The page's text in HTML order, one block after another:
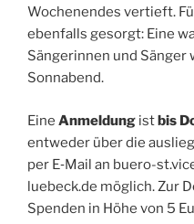
Wochenendes vertieft.
ebenfalls gesorgt: Eine
Sängerinnen und Sänger
Sonnabend.
Eine Anmeldung istbis
entweder über die
per E‑Mail an buero-
luebeck.de möglich. Zur
Spenden in Höhe von 5